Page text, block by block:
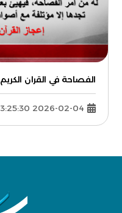
الفصاحة في القران الكريم
2026-02-04 13:25:30